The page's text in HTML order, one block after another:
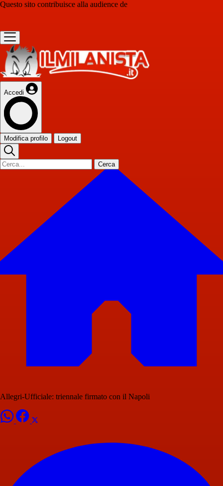
Questo sito contribuisce alla audience de
Accedi
Modifica profilo Logout
Cerca
Allegri-Ufficiale: triennale firmato con il Napoli